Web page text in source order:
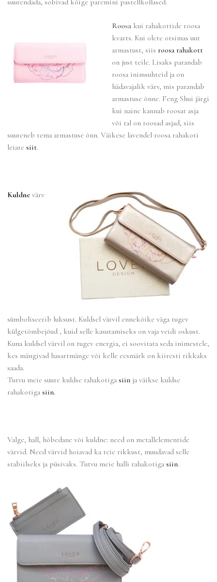
suurendada, sobivad kõige paremini pastellkollased.
Roosa kui rahakottide roosa
kvarts. Kui olete otsimas uut
armastust, siis roosa rahakott
on just teile. Lisaks parandab
roosa inimsuhteid ja on
hädavajalik värv, mis parandab
armastuse õnne. Feng Shui järgi
kui naine kannab roosat asja
või tal on roosad asjad, siis
suureneb tema armastuse õnn. Väikese lavendel roosa rahakoti
leiate siit.
Kuldne värv
sümboliseerib luksust. Kuldsel värvil ennekõike väga tugev
külgetõmbejõud , kuid selle kasutamiseks on vaja veidi oskust.
Kuna kuldsel värvil on tugev energia, ei soovitata seda inimestele,
kes mängivad hasartmänge või kelle eesmärk on kiiresti rikkaks
saada.
Tutvu meie suure kuldse rahakotiga siin ja väikse kuldse
rahakotiga siin.
Valge, hall, hõbedane või kuldne: need on metallelementide
värvid. Need värvid hoiavad ka teie rikkust, muudavad selle
stabiilseks ja püsivaks. Tutvu meie halli rahakotiga siin.